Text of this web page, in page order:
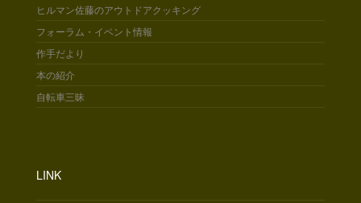
ヒルマン佐藤のアウトドアクッキング
フォーラム・イベント情報
作手だより
本の紹介
自転車三昧
LINK